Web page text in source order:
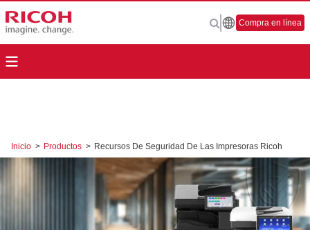
Compra en línea
Inicio > Productos > Recursos De Seguridad De Las Impresoras Ricoh